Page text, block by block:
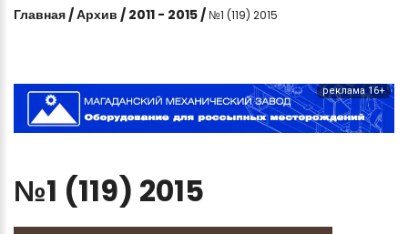
Главная /Архив / 2011 - 2015 / №1 (119) 2015
реклама 16+
№1 (119) 2015